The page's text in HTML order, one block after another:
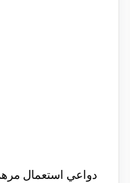
دواعي استعمال